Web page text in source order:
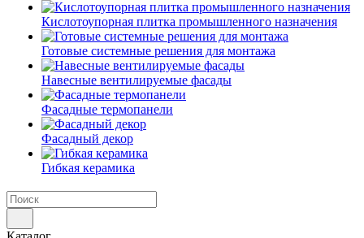
Кислотоупорная плитка промышленного назначения
Готовые системные решения для монтажа
Навесные вентилируемые фасады
Фасадные термопанели
Фасадный декор
Гибкая керамика